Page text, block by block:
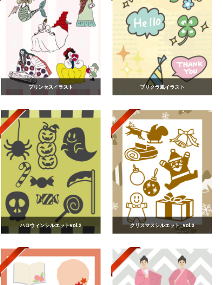
プリンセスイラスト プリクラ風イラスト
ハロウィンシルエットvol.2 クリスマスシルエット_vol.3